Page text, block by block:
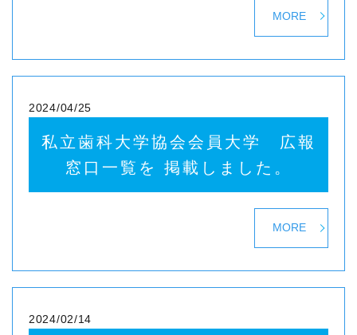
MORE
2024/04/25
私立歯科大学協会会員大学 広報
窓口一覧を 掲載しました。
MORE
2024/02/14